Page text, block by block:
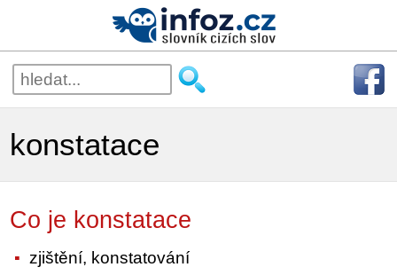
konstatace
Co je konstatace
zjištění, konstatování